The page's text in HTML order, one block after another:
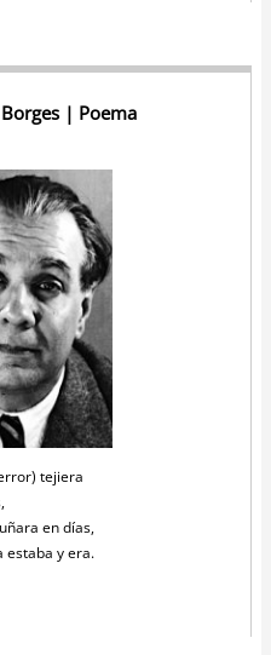
| Poema
tejiera
en días,
estaba y era.